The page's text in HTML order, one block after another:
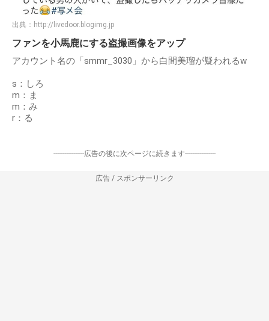
出典： http://livedoor.blogimg.jp
ファンを小馬鹿にする盗撮画像をアップ
アカウント名の「smmr_3030」から白間美瑠が疑われるw
s：しろ
m：ま
m：み
r：る
-----------------広告の後に次ページに続きます-----------------
広告 / スポンサーリンク